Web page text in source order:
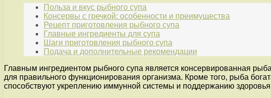
Польза и вкус рыбного супа
Консервы с гречкой: особенности и преимущества
Рецепт приготовления рыбного супа
Главные ингредиенты для супа
Шаги приготовления рыбного супа
Подача и дополнительные рекомендации
Главным ингредиентом рыбного супа является консервированная
для правильного функционирования организма. Кроме того, рыба
способствуют укреплению иммунной системы и поддержанию